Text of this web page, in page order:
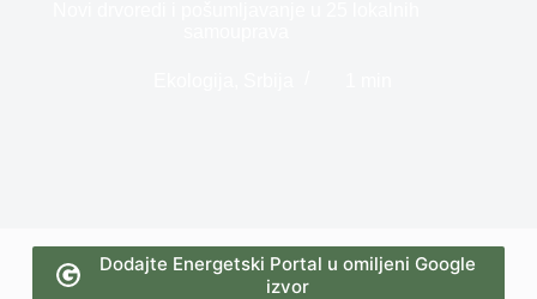
Dodajte Energetski Portal u omiljeni Google
izvor